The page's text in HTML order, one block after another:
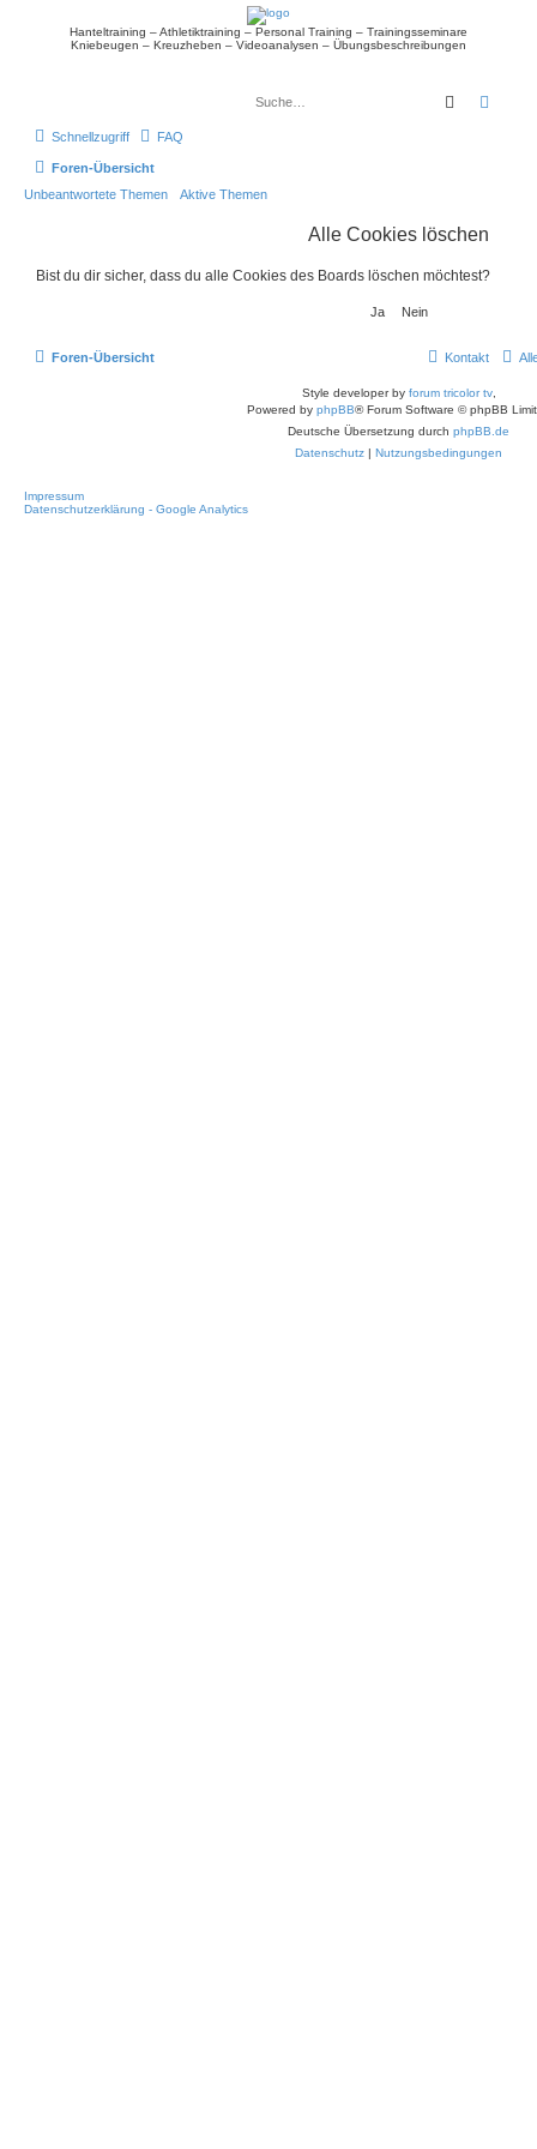
Hanteltraining – Athletiktraining – Personal Training – Trainingsseminare
Kniebeugen – Kreuzheben – Videoanalysen – Übungsbeschreibungen
Suche
Schnellzugriff FAQ
Foren-Übersicht
Unbeantwortete Themen
Aktive Themen
Alle Cookies löschen
Bist du dir sicher, dass du alle Cookies des Boards löschen möchtest?
Foren-Übersicht Kontakt
Style developer by forum tricolor tv,
Powered by phpBB® Forum Software © phpBB
Deutsche Übersetzung durch phpBB.de
Datenschutz | Nutzungsbedingungen
Impressum
Datenschutzerklärung - Google Analytics